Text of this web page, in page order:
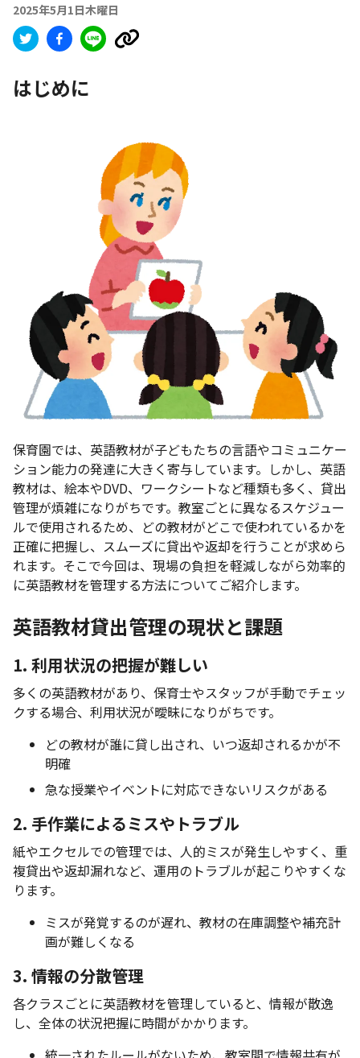
2025年5月1日木曜日
はじめに
保育園では、英語教材が子どもたちの言語やコミュニケー
ション能力の発達に大きく寄与しています。しかし、英語
教材は、絵本やDVD、ワークシートなど種類も多く、貸出
管理が煩雑になりがちです。教室ごとに異なるスケジュー
ルで使用されるため、どの教材がどこで使われているかを
正確に把握し、スムーズに貸出や返却を行うことが求めら
れます。そこで今回は、現場の負担を軽減しながら効率的
に英語教材を管理する方法についてご紹介します。
英語教材貸出管理の現状と課題
1. 利用状況の把握が難しい
多くの英語教材があり、保育士やスタッフが手動でチェッ
クする場合、利用状況が曖昧になりがちです。
どの教材が誰に貸し出され、いつ返却されるかが不
明確
急な授業やイベントに対応できないリスクがある
2. 手作業によるミスやトラブル
紙やエクセルでの管理では、人的ミスが発生しやすく、重
複貸出や返却漏れなど、運用のトラブルが起こりやすくな
ります。
ミスが発覚するのが遅れ、教材の在庫調整や補充計
画が難しくなる
3. 情報の分散管理
各クラスごとに英語教材を管理していると、情報が散逸
し、全体の状況把握に時間がかかります。